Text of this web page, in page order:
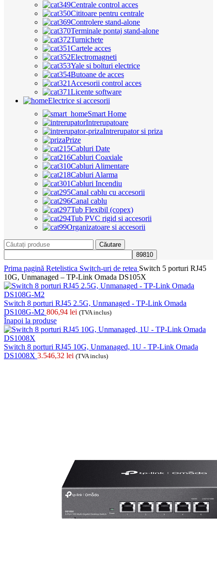
Centrale control acces
Cititoare pentru centrale
Controlere stand-alone
Terminale pontaj stand-alone
Turnichete
Cartele acces
Electromagneti
Yale si bolturi electrice
Butoane de acces
Accesorii control acces
Licente software
Electrice si accesorii
Smart Home
Intrerupatoare
Intrerupator si priza
Prize
Cabluri Date
Cabluri Coaxiale
Cabluri Alimentare
Cabluri Alarma
Cabluri Incendiu
Canal cablu cu accesorii
Canal cablu
Tub Flexibil (copex)
Tub PVC rigid si accesorii
Organizatoare si accesorii
Căutare
Prima pagină Retelistica Switch-uri de retea Switch 5 porturi RJ45
10G, Unmanaged – TP-Link Omada DS105X
Switch 8 porturi RJ45 2.5G, Unmanaged - TP-Link Omada
DS108G-M2 806,94 lei (TVA inclus)
Înapoi la produse
Switch 8 porturi RJ45 10G, Unmanaged, 1U - TP-Link Omada
DS1008X 3.546,32 lei (TVA inclus)